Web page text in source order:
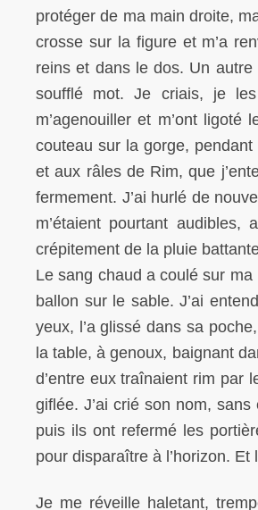
protéger de ma main droite,
crosse sur la figure et m’a
reins et dans le dos. Un autre
soufflé mot. Je criais, je
m’agenouiller et m’ont ligoté
couteau sur la gorge,
et aux râles de Rim, que
fermement. J’ai hurlé de
m’étaient pourtant
crépitement de la pluie
Le sang chaud a coulé sur
ballon sur le sable. J’ai
yeux, l’a glissé dans sa
la table, à genoux, baignant
d’entre eux traînaient rim par
giflée. J’ai crié son nom,
puis ils ont refermé les
pour disparaître à l’horizon.
Je me réveille haletant,